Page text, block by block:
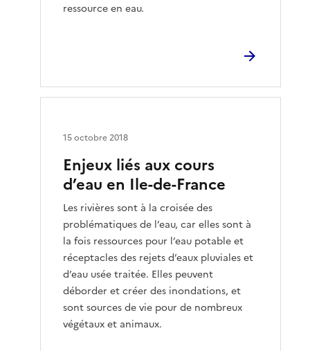
ressource en eau.
Enjeux liés aux cours
d’eau en Ile-de-France
Les rivières sont à la croisée des
problématiques de l’eau, car elles sont à
la fois ressources pour l’eau potable et
réceptacles des rejets d’eaux pluviales et
d’eau usée traitée. Elles peuvent
déborder et créer des inondations, et
sont sources de vie pour de nombreux
végétaux et animaux.
15 octobre 2018